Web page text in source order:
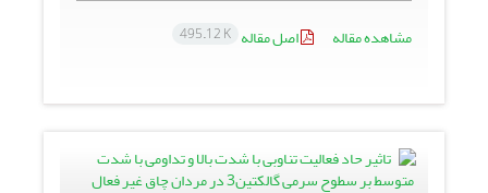
مشاهده مقاله
اصل مقاله 495.12 K